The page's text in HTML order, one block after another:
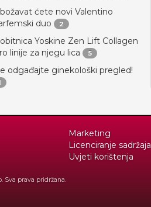
ćete novi Valentino
duo
2
Yoskine Zen Lift Collagen
linije za njegu lica
5
odgađajte ginekološki pregled!
Marketing
Licenciranje sadržaja
Uvjeti korištenja
Sva prava pridržana.